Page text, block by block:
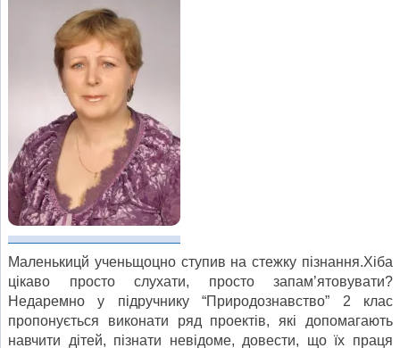
Маленькицй ученьщоцно ступив на стежку пізнання.Хіба
цікаво просто слухати, просто запам’ятовувати?
Недаремно у підручнику “Природознавство” 2 клас
пропонується виконати ряд проектів, які допомагають
навчити дітей, пізнати невідоме, довести, що їх праця